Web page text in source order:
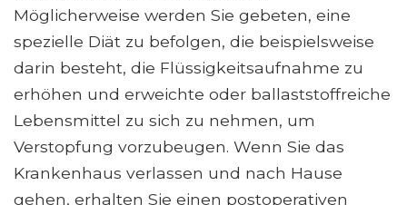
Möglicherweise werden Sie gebeten, eine
spezielle Diät zu befolgen, die beispielsweise
darin besteht, die Flüssigkeitsaufnahme zu
erhöhen und erweichte oder ballaststoffreiche
Lebensmittel zu sich zu nehmen, um
Verstopfung vorzubeugen. Wenn Sie das
Krankenhaus verlassen und nach Hause
gehen, erhalten Sie einen postoperativen